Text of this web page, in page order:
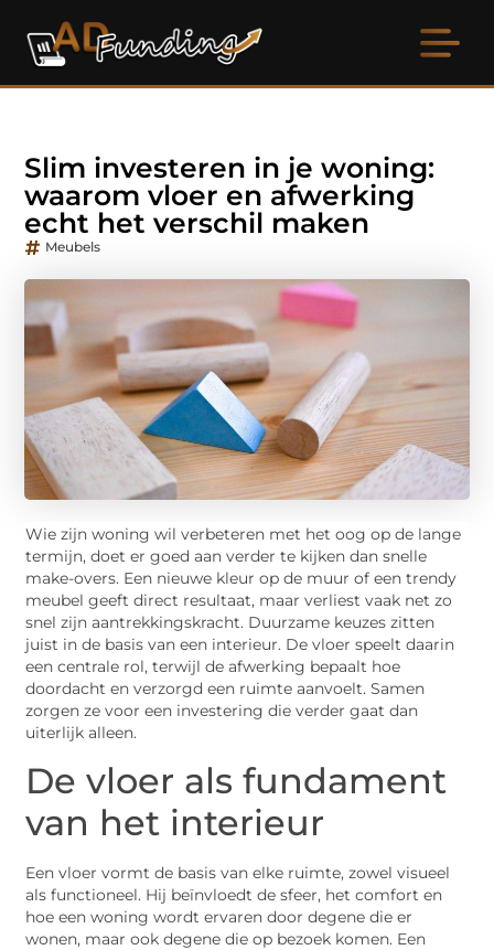
Slim investeren in je woning:
waarom vloer en afwerking
echt het verschil maken
Meubels
Wie zijn woning wil verbeteren met het oog op de lange
termijn, doet er goed aan verder te kijken dan snelle
make-overs. Een nieuwe kleur op de muur of een trendy
meubel geeft direct resultaat, maar verliest vaak net zo
snel zijn aantrekkingskracht. Duurzame keuzes zitten
juist in de basis van een interieur. De vloer speelt daarin
een centrale rol, terwijl de afwerking bepaalt hoe
doordacht en verzorgd een ruimte aanvoelt. Samen
zorgen ze voor een investering die verder gaat dan
uiterlijk alleen.
De vloer als fundament
van het interieur
Een vloer vormt de basis van elke ruimte, zowel visueel
als functioneel. Hij beïnvloedt de sfeer, het comfort en
hoe een woning wordt ervaren door degene die er
wonen, maar ook degene die op bezoek komen. Een